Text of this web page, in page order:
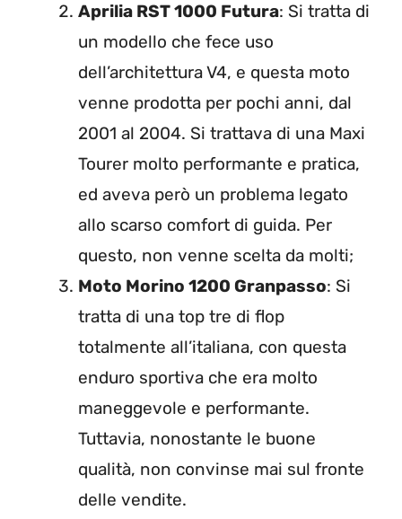
Aprilia RST 1000 Futura: Si tratta di
un modello che fece uso
dell’architettura V4, e questa moto
venne prodotta per pochi anni, dal
2001 al 2004. Si trattava di una Maxi
Tourer molto performante e pratica,
ed aveva però un problema legato
allo scarso comfort di guida. Per
questo, non venne scelta da molti;
Moto Morino 1200 Granpasso: Si
tratta di una top tre di flop
totalmente all’italiana, con questa
enduro sportiva che era molto
maneggevole e performante.
Tuttavia, nonostante le buone
qualità, non convinse mai sul fronte
delle vendite.